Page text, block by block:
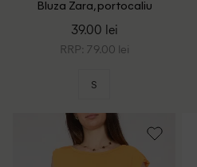
Bluza Zara, portocaliu
39.00 lei
RRP: 79.00 lei
S